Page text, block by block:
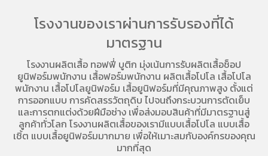
โรงงานของเราผ่านการรับรองที่ได้
มาตรฐาน
โรงงานผลิตเสื้อ ทอฟฟี่ บูติก มุ่งเน้นการรับผลิตเสื้อช็อป
ยูนิฟอร์มพนักงาน เสื้อฟอร์มพนักงาน ผลิตเสื้อโปโล เสื้อโปโล
พนักงาน เสื้อโปโลยูนิฟอร์ม เสื้อยูนิฟอร์มที่มีคุณภาพสูง ตั้งแต่
การออกแบบ การคัดสรรวัตถุดิบ ไปจนถึงกระบวนการตัดเย็บ
และการตกแต่งด้วยฝีมือช่าง เพื่อส่งมอบสินค้าที่มีมาตรฐานสู่
ลูกค้าทั่วโลก โรงงานผลิตเสื้อของเรามีแบบเสื้อโปโล แบบเสื้อ
เชิ้ต แบบเสื้อยูนิฟอร์มมากมาย เพื่อให้เมาะสมกับองค์กรของคุณ
มากที่สุด